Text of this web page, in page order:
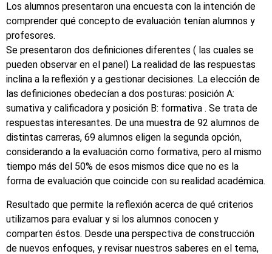
Los alumnos presentaron una encuesta con la intención de
comprender qué concepto de evaluación tenían alumnos y
profesores.
Se presentaron dos definiciones diferentes ( las cuales se
pueden observar en el panel) La realidad de las respuestas
inclina a la reflexión y a gestionar decisiones. La elección de
las definiciones obedecían a dos posturas: posición A:
sumativa y calificadora y posición B: formativa . Se trata de
respuestas interesantes. De una muestra de 92 alumnos de
distintas carreras, 69 alumnos eligen la segunda opción,
considerando a la evaluación como formativa, pero al mismo
tiempo más del 50% de esos mismos dice que no es la
forma de evaluación que coincide con su realidad académica.
Resultado que permite la reflexión acerca de qué criterios
utilizamos para evaluar y si los alumnos conocen y
comparten éstos. Desde una perspectiva de construcción
de nuevos enfoques, y revisar nuestros saberes en el tema,